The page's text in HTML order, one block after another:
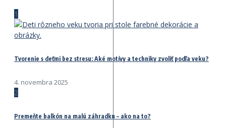
1
Tvorenie s deťmi bez stresu: Aké motívy a techniky zvoliť podľa veku?
4. novembra 2025
2
Premeňte balkón na malú záhradku – ako na to?